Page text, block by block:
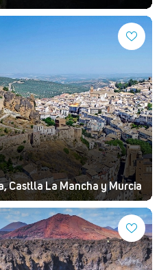
Castlla La Mancha y Murcia